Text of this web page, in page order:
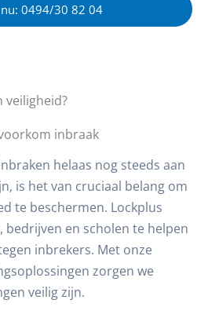
0494/30 82 04
veiligheid?
inbraak
helaas nog steeds aan
is het van cruciaal belang om
te beschermen. Lockplus
bedrijven en scholen te helpen
inbrekers. Met onze
zorgen we
veilig zijn.